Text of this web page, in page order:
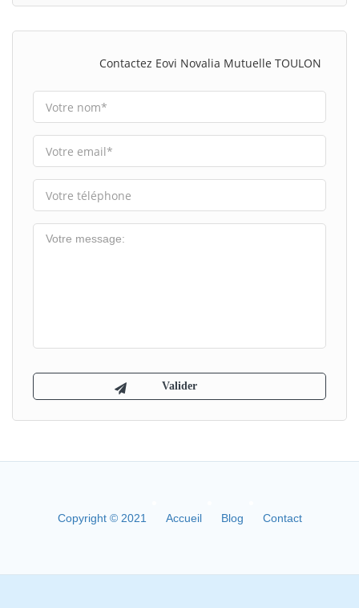
Contactez Eovi Novalia Mutuelle TOULON
Copyright © 2021 Accueil Blog Contact